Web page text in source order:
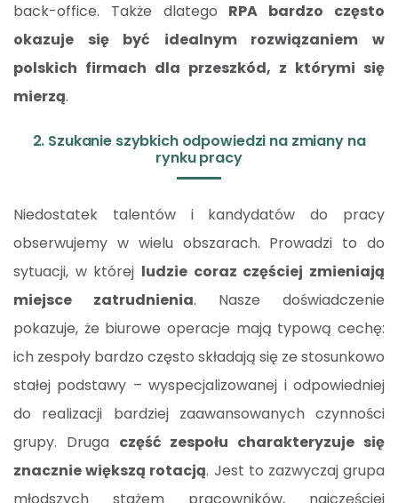
back-office. Także dlatego RPA bardzo często
okazuje się być idealnym rozwiązaniem w
polskich firmach dla przeszkód, z którymi się
mierzą.
2. Szukanie szybkich odpowiedzi na zmiany na
rynku pracy
Niedostatek talentów i kandydatów do pracy
obserwujemy w wielu obszarach. Prowadzi to do
sytuacji, w której ludzie coraz częściej zmieniają
miejsce zatrudnienia. Nasze doświadczenie
pokazuje, że biurowe operacje mają typową cechę:
ich zespoły bardzo często składają się ze stosunkowo
stałej podstawy – wyspecjalizowanej i odpowiedniej
do realizacji bardziej zaawansowanych czynności
grupy. Druga część zespołu charakteryzuje się
znacznie większą rotacją. Jest to zazwyczaj grupa